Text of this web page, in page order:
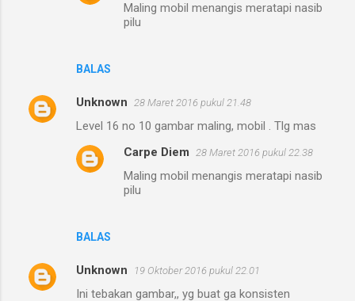
BALAS
Maling mobil menangis meratapi nasib
pilu
Unknown 28 Maret 2016 pukul 21.48
Level 16 no 10 gambar maling, mobil . Tlg mas
BALAS
Carpe Diem 28 Maret 2016 pukul 22.38
Maling mobil menangis meratapi nasib
pilu
Unknown 19 Oktober 2016 pukul 22.01
Ini tebakan gambar,, yg buat ga konsisten